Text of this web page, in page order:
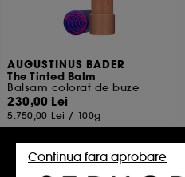
AUGUSTINUS BADER
The Tinted Balm
Balsam colorat de buze
230,00 Lei
5.750,00 Lei / 100g
Continua fara aprobare